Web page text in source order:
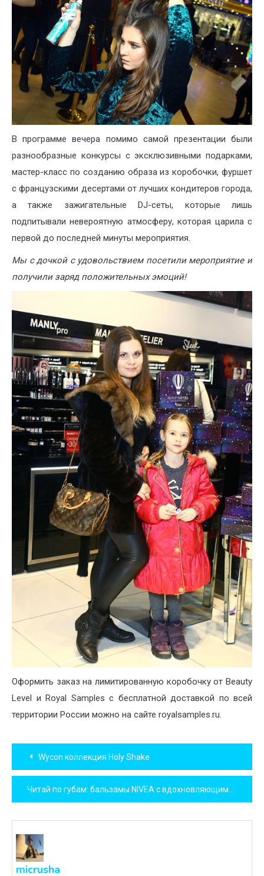
В программе вечера помимо самой презентации были
разнообразные конкурсы с эксклюзивными подарками,
мастер-класс по созданию образа из коробочки, фуршет
с французскими десертами от лучших кондитеров города,
а также зажигательные DJ-сеты, которые лишь
подпитывали невероятную атмосферу, которая царила с
первой до последней минуты мероприятия.
Мы с дочкой с удовольствием посетили мероприятие и
получили заряд положительных эмоций!
Оформить заказ на лимитированную коробочку от Beauty
Level и Royal Samples с бесплатной доставкой по всей
территории России можно на сайте royalsamples.ru.
Навигация
по
записям
Wycon коллекция Holy Shake
micrusha